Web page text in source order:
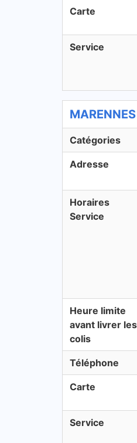
Carte
Service
Catégories
Adresse
Horaires
Service
Heure limite
avant livrer les
colis
Téléphone
Carte
Service